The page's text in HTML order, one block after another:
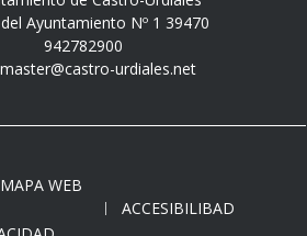
Ayuntamiento Nº 1 39470
942782900
urdiales.net
MAPA WEB
ACCESIBILIBAD